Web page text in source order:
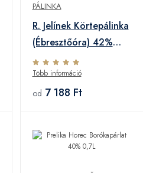
PÁLINKA
R. Jelínek Körtepálinka
(Ébresztőóra) 42%
0,7L
Több információ
od 7 188 Ft